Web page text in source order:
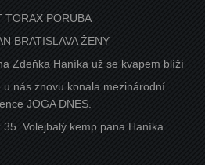
TORAX PORUBA
BRATISLAVA ŽENY
Zdeňka Haníka už se kvapem blíží
nás znovu konala mezinárodní
JOGA DNES.
Volejbalý kemp pana Haníka